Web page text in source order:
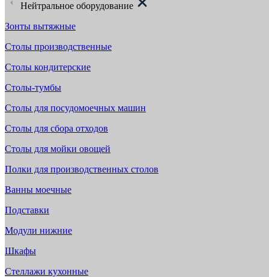
Нейтральное оборудование
Зонты вытяжные
Столы производственные
Столы кондитерские
Столы-тумбы
Столы для посудомоечных машин
Столы для сбора отходов
Столы для мойки овощей
Полки для производственных столов
Ванны моечные
Подставки
Модули нижние
Шкафы
Стеллажи кухонные